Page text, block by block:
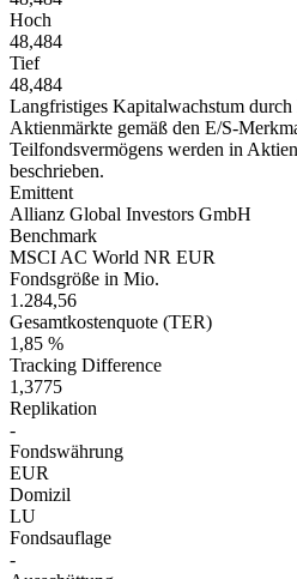
Hoch
48,484
Tief
48,484
Langfristiges Kapitalwachstum
Aktienmärkte gemäß den E/S-
Teilfondsvermögens werden in
beschrieben.
Emittent
Allianz Global Investors GmbH
Benchmark
MSCI AC World NR EUR
Fondsgröße in Mio.
1.284,56
Gesamtkostenquote (TER)
1,85 %
Tracking Difference
1,3775
Replikation
-
Fondswährung
EUR
Domizil
LU
Fondsauflage
-